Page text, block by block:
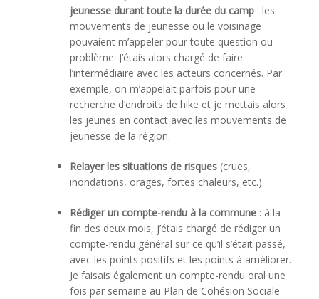
jeunesse durant toute la durée du camp : les
mouvements de jeunesse ou le voisinage
pouvaient m’appeler pour toute question ou
problème. J’étais alors chargé de faire
l’intermédiaire avec les acteurs concernés. Par
exemple, on m’appelait parfois pour une
recherche d’endroits de hike et je mettais alors
les jeunes en contact avec les mouvements de
jeunesse de la région.
Relayer les situations de risques (crues,
inondations, orages, fortes chaleurs, etc.)
Rédiger un compte-rendu à la commune : à la
fin des deux mois, j’étais chargé de rédiger un
compte-rendu général sur ce qu’il s’était passé,
avec les points positifs et les points à améliorer.
Je faisais également un compte-rendu oral une
fois par semaine au Plan de Cohésion Sociale